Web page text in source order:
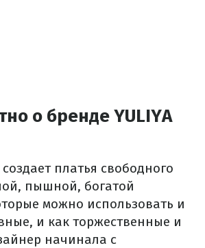
о бренде YULIYA
платья свободного
пышной, богатой
можно использовать и
и как торжественные и
начинала с